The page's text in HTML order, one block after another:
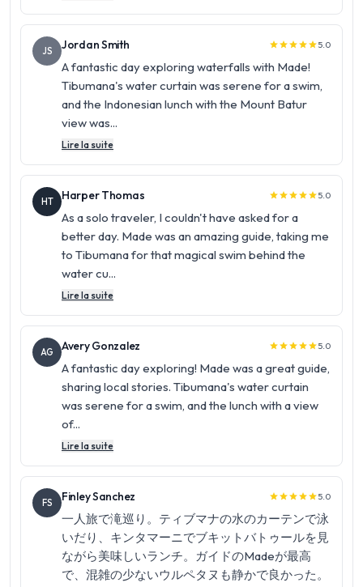
JS Jordan Smith starstarstarstarstar5.0
A fantastic day exploring waterfalls with Made!
Tibumana's water curtain was serene for a swim,
and the Indonesian lunch with the Mount Batur
view was...
Lire la suite
HT Harper Thomas starstarstarstarstar5.0
As a solo traveler, I couldn't have asked for a
better day. Made was an amazing guide, taking me
to Tibumana for that magical swim behind the
water cu...
Lire la suite
AG Avery Gonzalez starstarstarstarstar5.0
A fantastic day exploring! Made was a great guide,
sharing local stories. Tibumana's water curtain
was serene for a swim, and the lunch with a view
of...
Lire la suite
FS Finley Sanchez starstarstarstarstar5.0
一人旅で滝巡り。ティブマナの水のカーテンで泳
いだり、キンタマーニでブキットバトゥールを見
ながら美味しいランチ。ガイドのMadeが最高
で、混雑の少ないウルペタヌも静かで良かった。